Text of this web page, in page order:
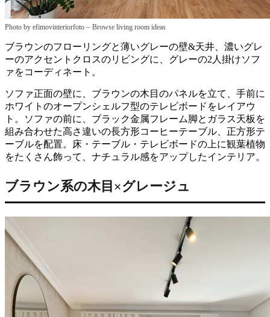
Photo by efimovinteriorfoto – Browse living room ideas
ブラウンのフローリングと薄いグレーの壁&天井、濃いグレ
ーのアクセントクロスのリビングに、グレーの2人掛けソフ
ァをコーディネート。
ソファ正面の壁に、ブラウンの木目のパネルを立て、手前に
ホワイトのオープンシェルフ型のテレビボードをレイアウ
ト。ソファの前に、ブラック金属フレーム脚とガラス天板を
組み合わせた高さ違いの長方形コーヒーテーブル、正方形テ
ーブルを配置。床・テーブル・テレビボードの上に観葉植物
をたくさん飾って、ナチュラル感をアップしたインテリア。
ブラウン系の木目×グレージュ